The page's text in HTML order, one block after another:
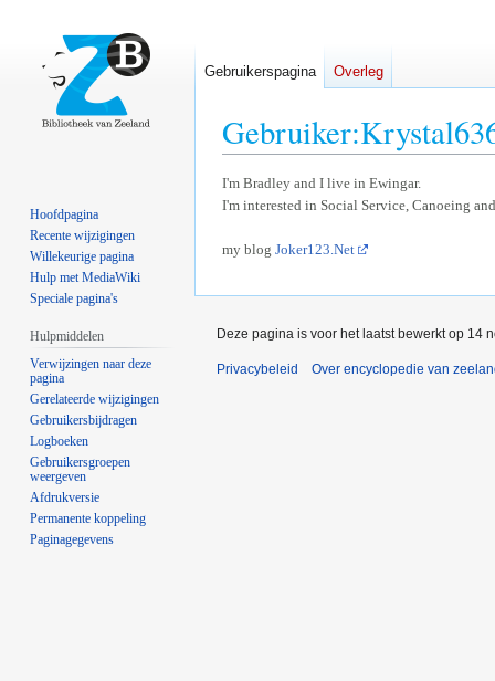
Gebruiker:
Naar
navigatie
Naar
zoeken
I'm Bradley and I live in Ewingar.
I'm interested in Social Service, Canoeing
my blog Joker123.Net
Gebruikerspagina Overleg
Hoofdpagina
Recente wijzigingen
Willekeurige pagina
Hulp met MediaWiki
Speciale pagina's
Hulpmiddelen
Verwijzingen naar deze
pagina
Gerelateerde wijzigingen
Gebruikersbijdragen
Logboeken
Gebruikersgroepen
weergeven
Afdrukversie
Permanente koppeling
Paginagegevens
Deze pagina is voor het laatst bewerkt op 14
Privacybeleid Over encyclopedie van